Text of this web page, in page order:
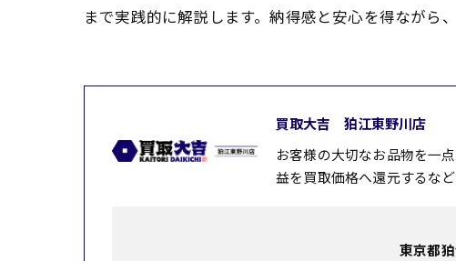
まで実践的に解説します。納得感と安心を得ながら
買取大吉 狛江東野川店
お客様の大切なお品物を一
益を買取価格へ還元するな
東京都